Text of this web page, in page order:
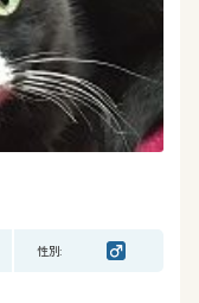
性別: